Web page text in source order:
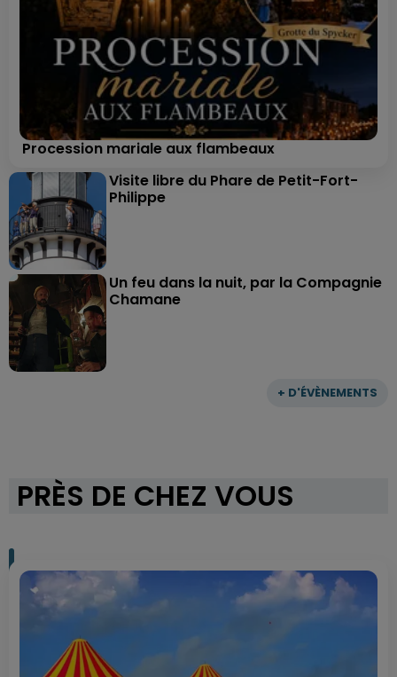
+ D'ÉVÈNEMENTS
Procession mariale aux flambeaux
Visite libre du Phare de Petit-Fort-
Philippe
Un feu dans la nuit, par la Compagnie
Chamane
PRÈS DE CHEZ VOUS